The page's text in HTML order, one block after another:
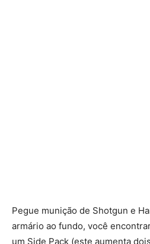
Pegue munição de Shotgun e
armário ao fundo, você
um Side Pack (este aumenta